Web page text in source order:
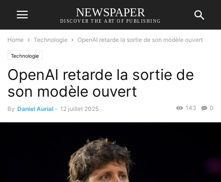
NEWSPAPER
DISCOVER THE ART OF PUBLISHING
Home Technologie OpenAI retarde la sortie de son modèle ouvert
Technologie
OpenAI retarde la sortie de
son modèle ouvert
By Daniel Aurial - 12 juillet 2025 0
143